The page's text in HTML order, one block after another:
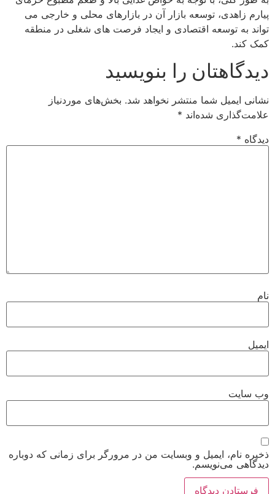
پیارم زاهدی، توسعه بازار آن در بازارهای محلی و خارجی می
تواند به توسعه اقتصادی و ایجاد فرصت های شغلی در منطقه
کمک کند.
دیدگاهتان را بنویسید
نشانی ایمیل شما منتشر نخواهد شد. بخش‌های موردنیاز
علامت‌گذاری شده‌اند *
دیدگاه *
نام
ایمیل
وب‌ سایت
ذخیره نام، ایمیل و وبسایت من در مرورگر برای زمانی که دوباره
دیدگاهی می‌نویسم.